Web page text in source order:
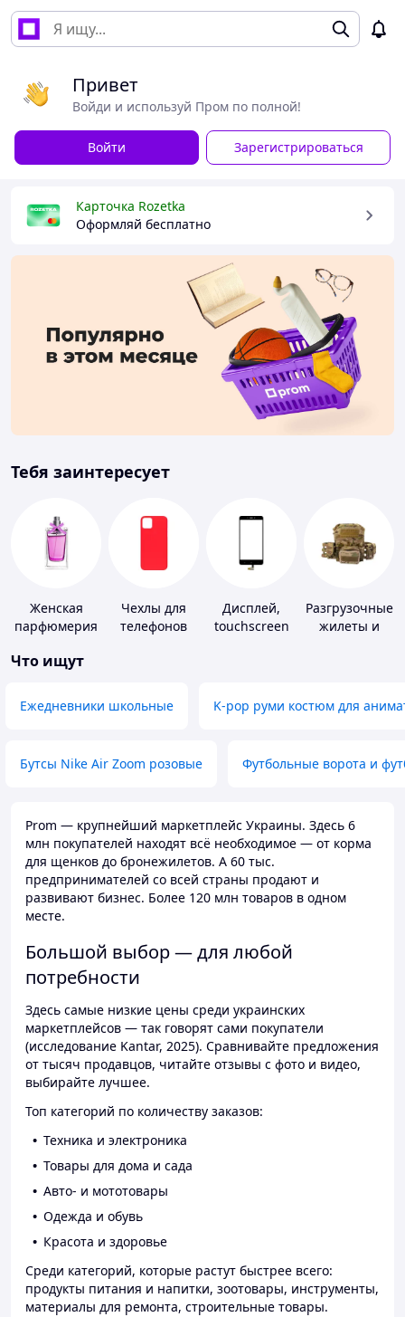
Привет
Войди и используй Пром по полной!
Войти Зарегистрироваться
Карточка Rozetka
Оформляй бесплатно
Тебя заинтересует
Женская
парфюмерия
Чехлы для
телефонов
Дисплей,
touchscreen
Разгрузочные
жилеты и
Что ищут
Ежедневники школьные K-pop руми костюм для
Бутсы Nike Air Zoom розовые Футбольные ворота и
Prom — крупнейший маркетплейс Украины. Здесь 6
млн покупателей находят всё необходимое — от корма
для щенков до бронежилетов. А 60 тыс.
предпринимателей со всей страны продают и
развивают бизнес. Более 120 млн товаров в одном
месте.
Большой выбор — для любой
потребности
Здесь самые низкие цены среди украинских
маркетплейсов — так говорят сами покупатели
(исследование Kantar, 2025). Сравнивайте предложения
от тысяч продавцов, читайте отзывы с фото и видео,
выбирайте лучшее.
Топ категорий по количеству заказов:
Техника и электроника
Товары для дома и сада
Авто- и мототовары
Одежда и обувь
Красота и здоровье
Среди категорий, которые растут быстрее всего:
продукты питания и напитки, зоотовары, инструменты,
материалы для ремонта, строительные товары.